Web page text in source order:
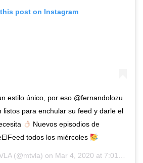
post on Instagram
estilo único, por eso @fernandolozu
listos para enchular su feed y darle el
Nuevos episodios de
todos los miércoles
(@mtvla) on Mar 4, 2020 at 7:01pm PST